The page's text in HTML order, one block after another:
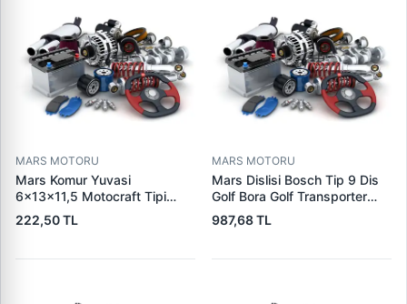
MARS MOTORU
Mars Komur Yuvasi
6×13×11,5 Motocraft Tipi
Ford Ranger Focus Fiesta
Connect (FO0731
5L8Z11000AC) | PARS PRS-
222,50 TL
MARS MOTORU
Mars Dislisi Bosch Tip 9 Dis
Golf Bora Golf Transporter
Seat Skoda (15713) | ZEN
1480 | OEM 1011480
987,68 TL